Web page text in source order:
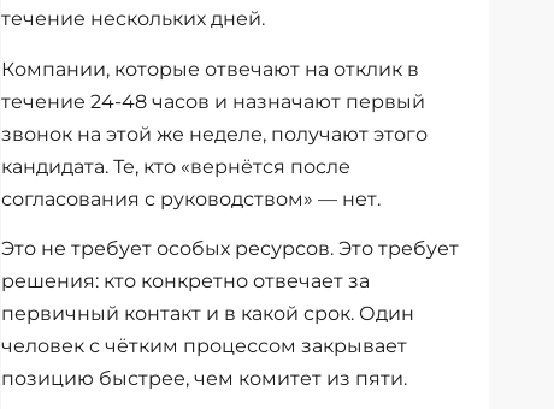
течение нескольких дней.
Компании, которые отвечают на отклик в
течение 24-48 часов и назначают первый
звонок на этой же неделе, получают этого
кандидата. Те, кто «вернётся после
согласования с руководством» — нет.
Это не требует особых ресурсов. Это требует
решения: кто конкретно отвечает за
первичный контакт и в какой срок. Один
человек с чётким процессом закрывает
позицию быстрее, чем комитет из пяти.